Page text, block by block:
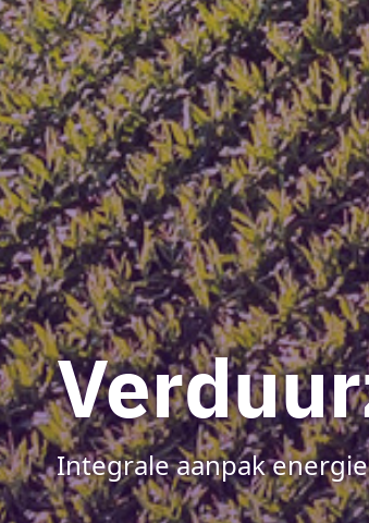
Integrale aanpak